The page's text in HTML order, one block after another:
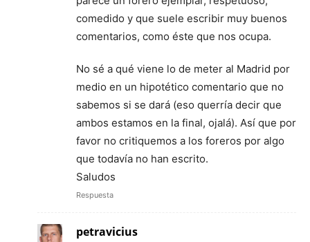
comedido y que suele escribir muy buenos
comentarios, como éste que nos ocupa.
No sé a qué viene lo de meter al Madrid por
medio en un hipotético comentario que no
sabemos si se dará (eso querría decir que
ambos estamos en la final, ojalá). Así que por
favor no critiquemos a los foreros por algo
que todavía no han escrito.
Saludos
Respuesta
petravicius